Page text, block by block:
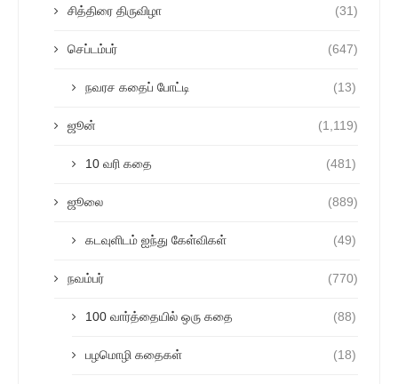
சித்திரை திருவிழா (31)
செப்டம்பர் (647)
நவரச கதைப் போட்டி (13)
ஜூன் (1,119)
10 வரி கதை (481)
ஜூலை (889)
கடவுளிடம் ஐந்து கேள்விகள் (49)
நவம்பர் (770)
100 வார்த்தையில் ஒரு கதை (88)
பழமொழி கதைகள் (18)